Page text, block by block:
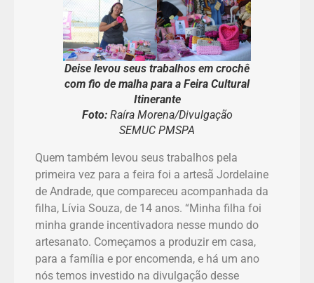
Deise levou seus trabalhos em crochê
com fio de malha para a Feira Cultural
Itinerante
Foto: Raíra Morena/Divulgação
SEMUC PMSPA
Quem também levou seus trabalhos pela
primeira vez para a feira foi a artesã Jordelaine
de Andrade, que compareceu acompanhada da
filha, Lívia Souza, de 14 anos. “Minha filha foi
minha grande incentivadora nesse mundo do
artesanato. Começamos a produzir em casa,
para a família e por encomenda, e há um ano
nós temos investido na divulgação desse